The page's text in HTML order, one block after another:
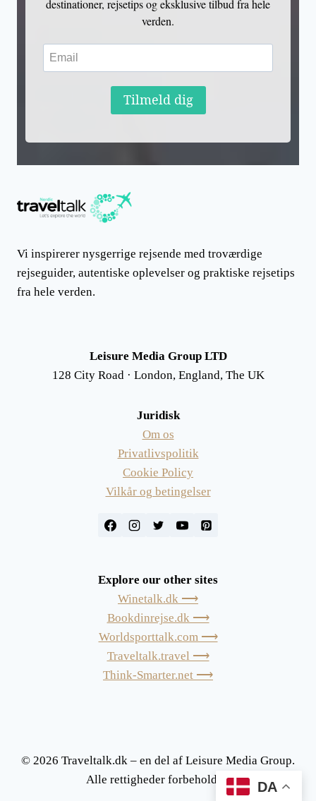
destinationer, rejsetips og eksklusive tilbud fra hele
verden.
Tilmeld dig
Vi inspirerer nysgerrige rejsende med troværdige
rejseguider, autentiske oplevelser og praktiske rejsetips
fra hele verden.
Leisure Media Group LTD
128 City Road · London, England, The UK
Juridisk
Om os
Privatlivspolitik
Cookie Policy
Vilkår og betingelser
Explore our other sites
Winetalk.dk ⟶
Bookdinrejse.dk ⟶
Worldsporttalk.com ⟶
Traveltalk.travel ⟶
Think-Smarter.net ⟶
© 2026 Traveltalk.dk – en del af Leisure Media Group.
Alle rettigheder forbeholdes.
DA